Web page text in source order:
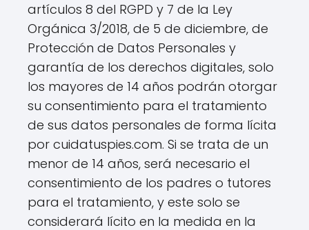
artículos 8 del RGPD y 7 de la Ley
Orgánica 3/2018, de 5 de diciembre, de
Protección de Datos Personales y
garantía de los derechos digitales, solo
los mayores de 14 años podrán otorgar
su consentimiento para el tratamiento
de sus datos personales de forma lícita
por cuidatuspies.com. Si se trata de un
menor de 14 años, será necesario el
consentimiento de los padres o tutores
para el tratamiento, y este solo se
considerará lícito en la medida en la